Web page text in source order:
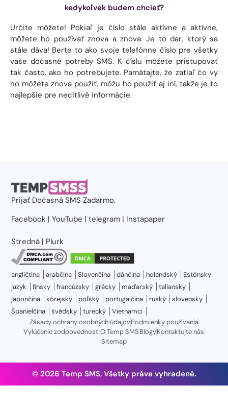
kedykoľvek budem chcieť?
Určite môžete! Pokiaľ je číslo stále aktívne a aktívne,
môžete ho používať znova a znova. Je to dar, ktorý sa
stále dáva! Berte to ako svoje telefónne číslo pre všetky
vaše dočasné potreby SMS. K číslu môžete pristupovať
tak často, ako ho potrebujete. Pamätajte, že zatiaľ čo vy
ho môžete znova použiť, môžu ho použiť aj iní, takže je to
najlepšie pre necitlivé informácie.
Prijať Dočasná SMS Zadarmo.
Facebook |YouTube |telegram | Instapaper
Stredná | Plurk
angličtina arabčina Slovenčina dánčina holandský
Estónsky
jazyk
fínsky francúzsky grécky maďarský
taliansky
japončina
kórejský poľský portugalčina ruský
slovensky
Španielčina
švédsky turecký
Vietnamci
Zásady ochrany osobných údajovPodmienky používania
Vylúčenie zodpovednostiO Temp SMSBlogyKontaktujte nás
Sitemap
© 2026 Temp SMS, Všetky práva vyhradené.